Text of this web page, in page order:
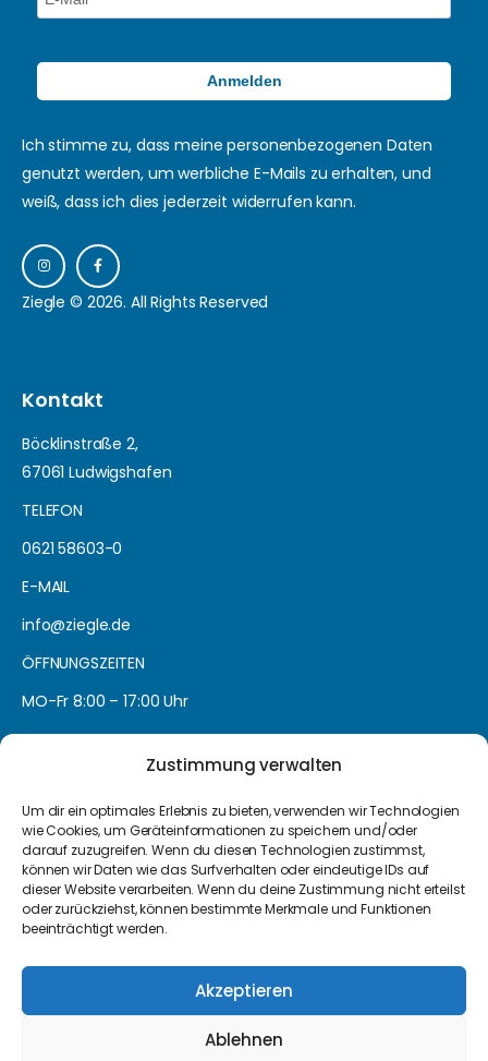
Zustimmung verwalten
Um dir ein optimales Erlebnis zu bieten, verwenden wir Technologien
wie Cookies, um Geräteinformationen zu speichern und/oder
darauf zuzugreifen. Wenn du diesen Technologien zustimmst,
können wir Daten wie das Surfverhalten oder eindeutige IDs auf
dieser Website verarbeiten. Wenn du deine Zustimmung nicht erteilst
oder zurückziehst, können bestimmte Merkmale und Funktionen
beeinträchtigt werden.
Akzeptieren
Ablehnen
Kontakt
Böcklinstraße 2,
67061 Ludwigshafen
TELEFON
0621 58603-0
E-MAIL
info@ziegle.de
ÖFFNUNGSZEITEN
MO-Fr 8:00 – 17:00 Uhr
Kontakt
Leistungen
Über uns
Impressum
Anmelden
Ich stimme zu, dass meine personenbezogenen Daten
genutzt werden, um werbliche E-Mails zu erhalten, und
weiß, dass ich dies jederzeit widerrufen kann.
Ziegle © 2026. All Rights Reserved